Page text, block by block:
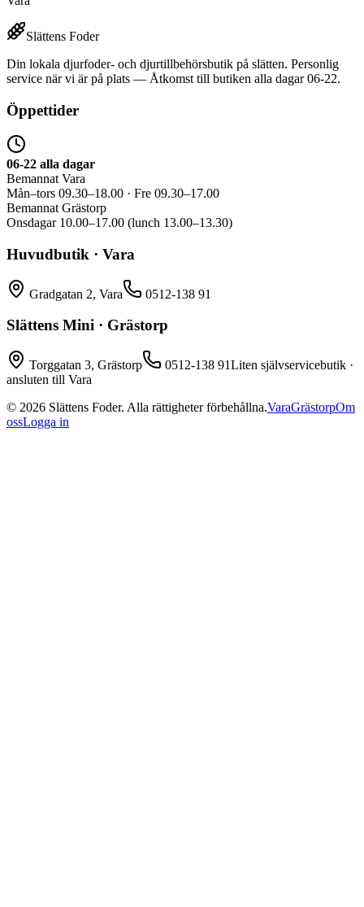
Slättens Foder
Din lokala djurfoder- och djurtillbehörsbutik på slätten. Personlig
service när vi är på plats — Åtkomst till butiken alla dagar 06-22.
Öppettider
06-22 alla dagar
Bemannat Vara
Mån–tors 09.30–18.00 · Fre 09.30–17.00
Bemannat Grästorp
Onsdagar 10.00–17.00 (lunch 13.00–13.30)
Huvudbutik · Vara
Gradgatan 2, Vara 0512-138 91
Slättens Mini · Grästorp
Torggatan 3, Grästorp 0512-138 91Liten självservicebutik ·
ansluten till Vara
© 2026 Slättens Foder. Alla rättigheter förbehållna.VaraGrästorpOm
ossLogga in